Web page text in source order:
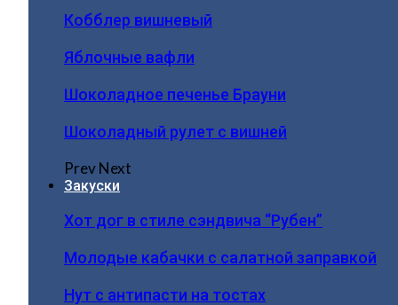
Кобблер вишневый
Яблочные вафли
Шоколадное печенье Брауни
Шоколадный рулет с вишней
PrevNext
Закуски
Хот дог в стиле сэндвича “Рубен”
Молодые кабачки с салатной заправкой
Нут с антипасти на тостах